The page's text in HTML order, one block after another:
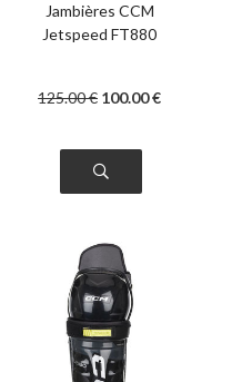
Jambières CCM
Jetspeed FT880
125.00€ 100.00€